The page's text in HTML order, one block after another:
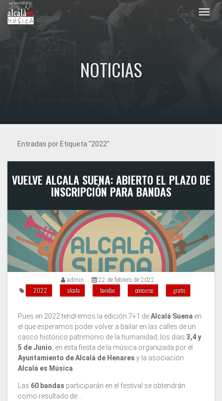
NOTICIAS
Entradas por Etiqueta "2022"
VUELVE ALCALA SUENA: ABIERTO EL PLAZO DE
INSCRIPCIÓN PARA BANDAS
admin 22 de febrero de 2022
2022 alcala bandas concurso gratis
Pues en 2022 tendremos la edición 7+1 deAlcalá Suena en
el que esperamos poder volver a bailar en las calles de un
casco histórico patrimonio de la humanidad, los dias 3,4 y
5 de Junio, en esta fiesta de la música organizada por el
Ayuntamiento de Alcalá de Henares y la asociación
Alcalá es Música.
Las 60 bandas participarán en el festival se obtendrán
como resultado de …